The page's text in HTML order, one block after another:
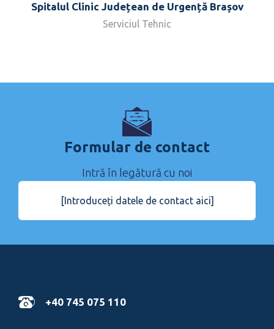
Spitalul Clinic Județean de Urgență Brașov
Serviciul Tehnic
Formular de contact
Intră în legătură cu noi
[Introduceți datele de contact aici]
+40 745 075 110